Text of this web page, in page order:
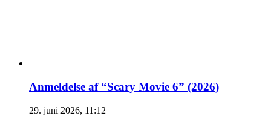
Anmeldelse af “Scary Movie 6” (2026)
29. juni 2026, 11:12